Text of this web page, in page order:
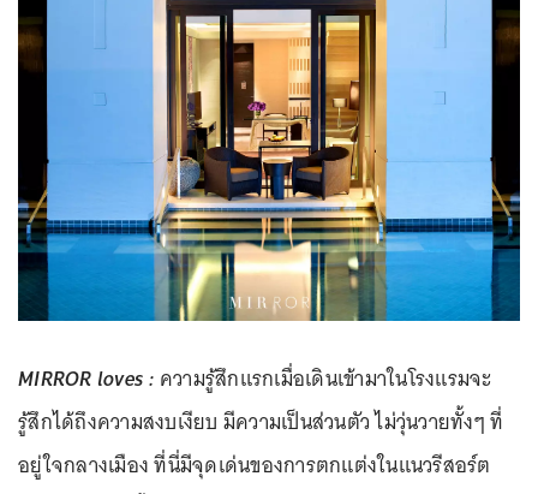
MIRROR loves : ความรู้สึกแรกเมื่อเดินเข้ามาในโรงแรมจะ
รู้สึกได้ถึงความสงบเงียบ มีความเป็นส่วนตัว ไม่วุ่นวายทั้งๆ ที่
อยู่ใจกลางเมือง ที่นี่มีจุดเด่นของการตกแต่งในแนวรีสอร์ต